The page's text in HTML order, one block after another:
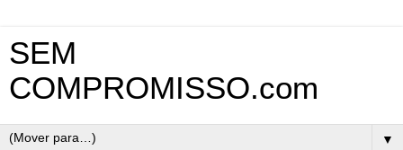
SEM
COMPROMISSO.com
▼